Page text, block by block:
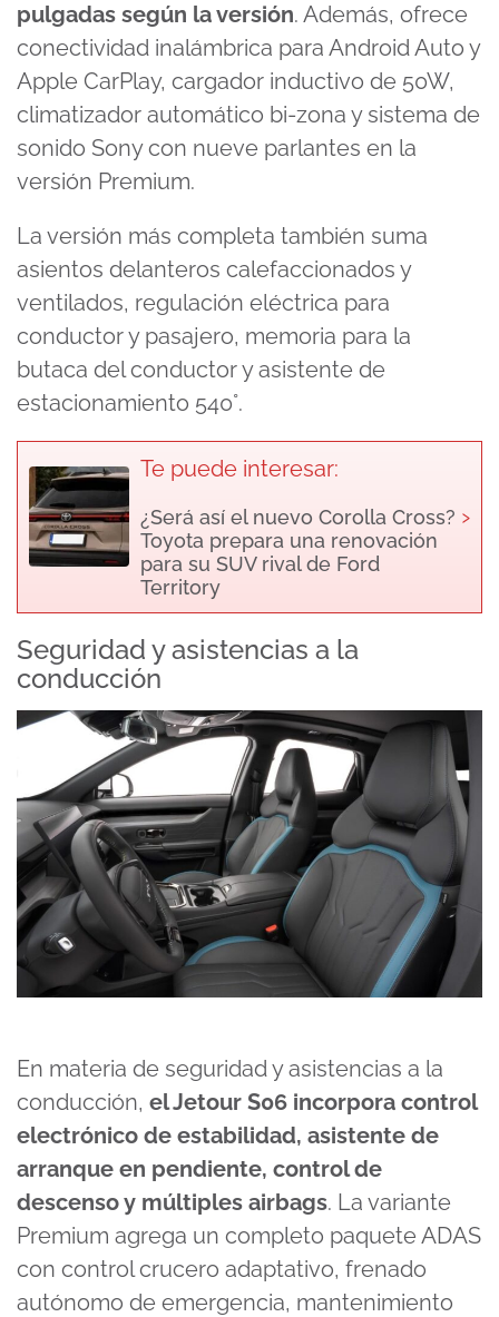
pulgadas según la versión. Además, ofrece
conectividad inalámbrica para Android Auto y
Apple CarPlay, cargador inductivo de 50W,
climatizador automático bi-zona y sistema de
sonido Sony con nueve parlantes en la
versión Premium.
La versión más completa también suma
asientos delanteros calefaccionados y
ventilados, regulación eléctrica para
conductor y pasajero, memoria para la
butaca del conductor y asistente de
estacionamiento 540°.
Te puede interesar:
¿Será así el nuevo Corolla Cross?
Toyota prepara una renovación
para su SUV rival de Ford
Territory
›
Seguridad y asistencias a la
conducción
En materia de seguridad y asistencias a la
conducción, el Jetour S06 incorpora control
electrónico de estabilidad, asistente de
arranque en pendiente, control de
descenso y múltiples airbags. La variante
Premium agrega un completo paquete ADAS
con control crucero adaptativo, frenado
autónomo de emergencia, mantenimiento